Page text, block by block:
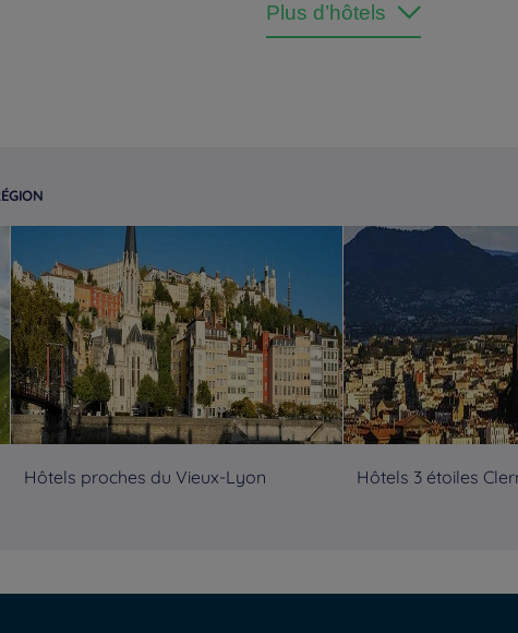
Plus d’hôtels
Hôtels proches du Vieux-Lyon Hôtels 3 étoiles